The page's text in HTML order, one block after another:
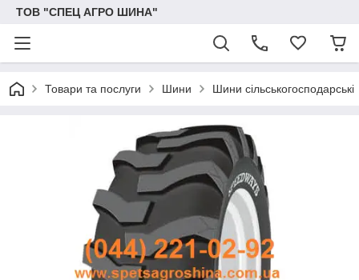
ТОВ "СПЕЦ АГРО ШИНА"
Товари та послуги Шини Шини сільськогосподарські